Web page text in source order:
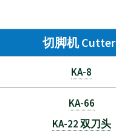
切脚机 Cutter
KA-8
KA-66
KA-22 双刀头